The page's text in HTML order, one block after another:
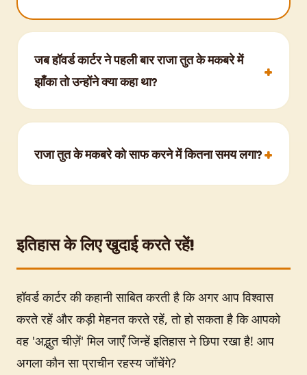
जब हॉवर्ड कार्टर ने पहली बार राजा तुत के मकबरे में
झाँका तो उन्होंने क्या कहा था?
जब लॉर्ड कार्नारवोन ने पूछा 'क्या आपको कुछ दिखाई दे
'हाँ, अद्भुत चीज़ें!' जैसे ही उन्होंने मोमबत्ती के साथ छेद में
झाँका और अंदर चमकते खजाने देखे।
राजा तुत के मकबरे को साफ करने में कितना समय लगा?
हटाने और सूचीबद्ध करने में लगभग 10 साल लगे, जो
इतिहास के लिए खुदाई करते रहें!
हॉवर्ड कार्टर की कहानी साबित करती है कि अगर आप विश्वास
करते रहें और कड़ी मेहनत करते रहें, तो हो सकता है कि आपको
वह 'अद्भुत चीज़ें' मिल जाएँ जिन्हें इतिहास ने छिपा रखा है! आप
अगला कौन सा प्राचीन रहस्य जाँचेंगे?